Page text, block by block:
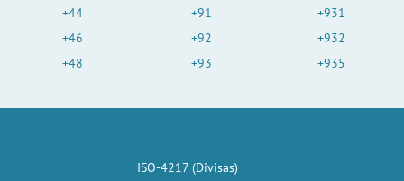
+44
+46
+48
+91
+92
+93
+931
+932
+935
ISO-4217 (Divisas)